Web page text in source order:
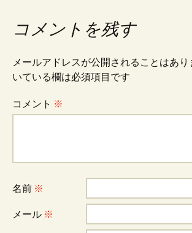
ー
シ
ョ
コメントを残す
メールアドレスが公開されることはあり
いている欄は必須項目です
コメント ※
名前 ※
メール ※